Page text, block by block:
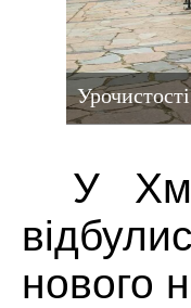
У
нового